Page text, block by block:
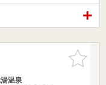
お気に入
りに追加
温泉